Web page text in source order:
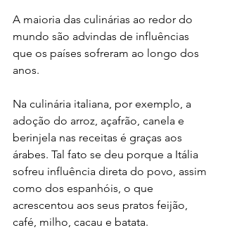
A maioria das culinárias ao redor do
mundo são advindas de influências
que os países sofreram ao longo dos
anos.
Na culinária italiana, por exemplo, a
adoção do arroz, açafrão, canela e
berinjela nas receitas é graças aos
árabes. Tal fato se deu porque a Itália
sofreu influência direta do povo, assim
como dos espanhóis, o que
acrescentou aos seus pratos feijão,
café, milho, cacau e batata.